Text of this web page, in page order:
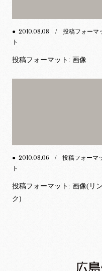
● 2010.08.08
/ 投稿フォーマ
ト
投稿フォーマット: 画像
● 2010.08.06 / 投稿フォーマ
ト
投稿フォーマット: 画像(リン
ク)